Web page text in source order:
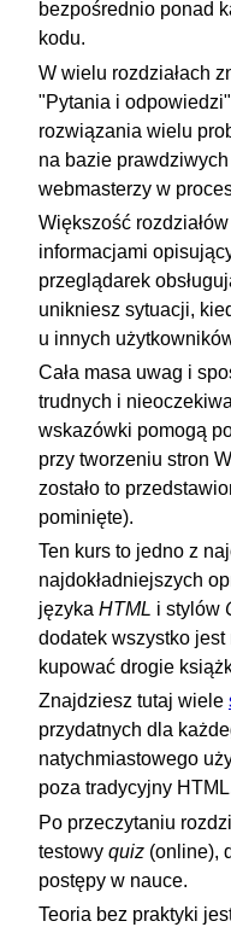
bezpośrednio ponad
kodu.
W wielu rozdziałach
"Pytania i
rozwiązania wielu
na bazie
webmasterzy w
Większość
informacjami
przeglądarek
unikniesz sytuacji,
u innych
Cała masa uwag i
trudnych i
wskazówki pomogą
przy tworzeniu stron
zostało to
pominięte).
Ten kurs to jedno z
najdokładniejszych
języka HTML i stylów
dodatek wszystko
kupować drogie
Znajdziesz tutaj wiele
przydatnych dla
natychmiastowego
poza tradycyjny
Po przeczytaniu
testowy quiz (online),
postępy w nauce.
Teoria bez praktyki